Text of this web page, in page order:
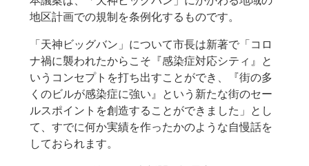
地区計画での規制を条例化するものです。
「天神ビッグバン」について市長は新著で「コロ
ナ禍に襲われたからこそ『感染症対応シティ』と
いうコンセプトを打ち出すことができ、『街の多
くのビルが感染症に強い』という新たな街のセー
ルスポイントを創造することができました」とし
て、すでに何か実績を作ったかのような自慢話を
しておられます。